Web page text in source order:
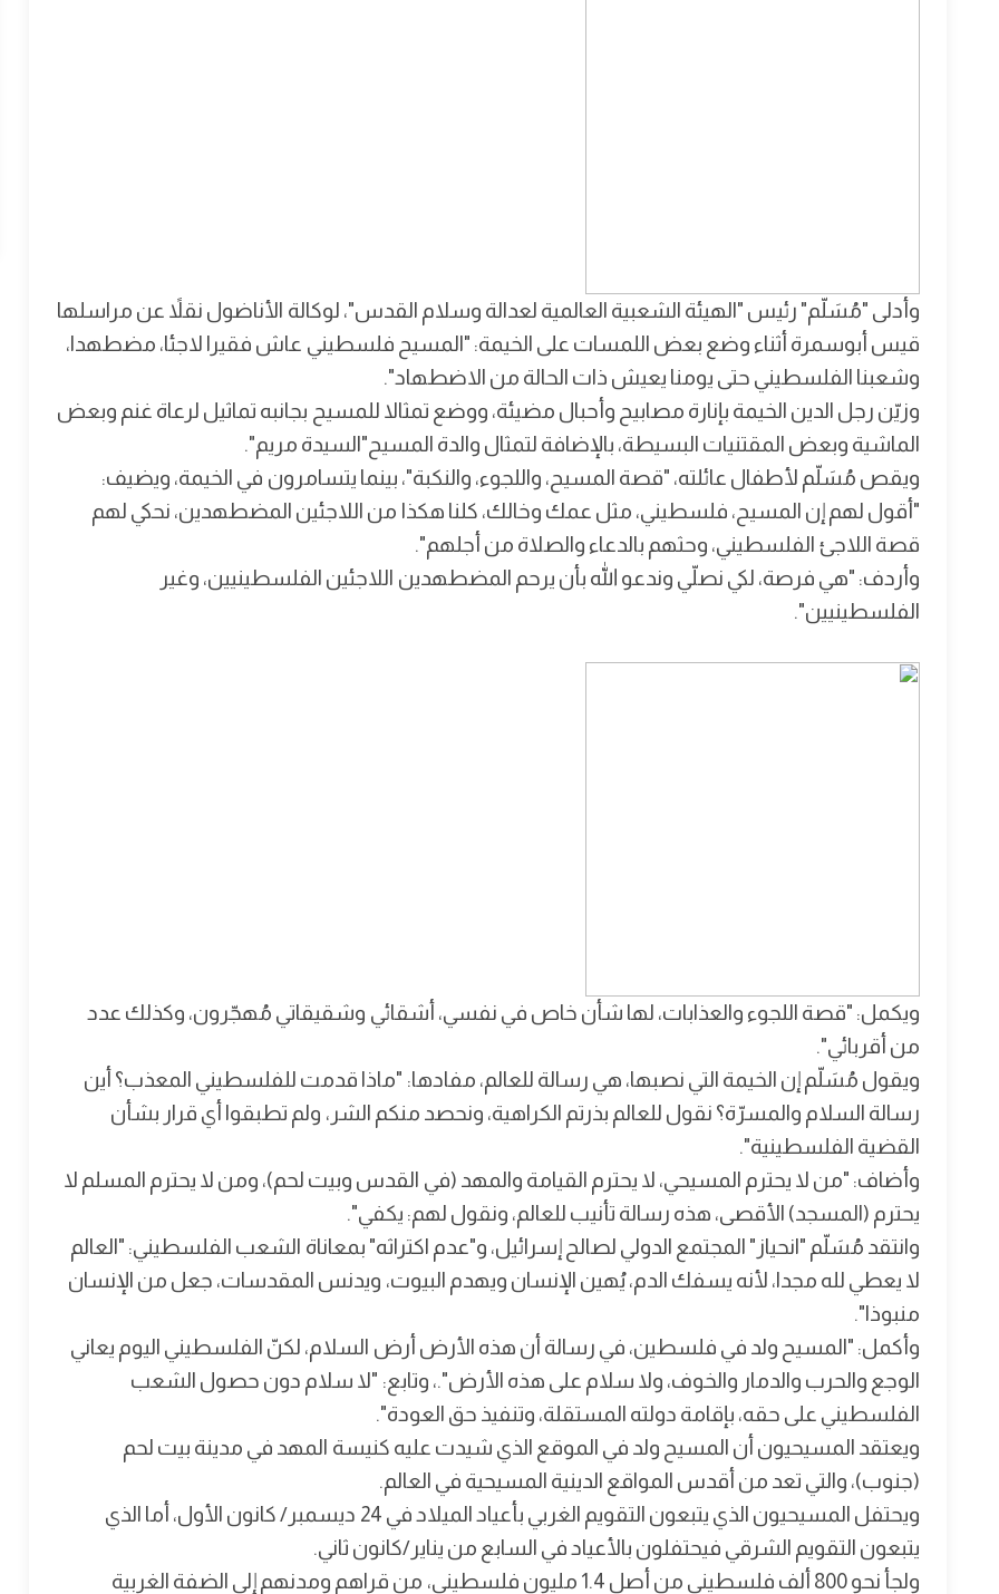
وأدلى "مُسَلّم" رئيس "الهيئة الشعبية العالمية لعدالة وسلام القدس"، لوكالة الأناضول نقلاً عن مراسلها
قيس أبوسمرة أثناء وضع بعض اللمسات على الخيمة: "المسيح فلسطيني عاش فقيرا لاجئا، مضطهدا،
وشعبنا الفلسطيني حتى يومنا يعيش ذات الحالة من الاضطهاد".
وزيّن رجل الدين الخيمة بإنارة مصابيح وأحبال مضيئة، ووضع تمثالا للمسيح بجانبه تماثيل لرعاة غنم وبعض
الماشية وبعض المقتنيات البسيطة، بالإضافة لتمثال والدة المسيح"السيدة مريم".
ويقص مُسَلّم لأطفال عائلته، "قصة المسيح، واللجوء، والنكبة"، بينما يتسامرون في الخيمة، ويضيف:
"أقول لهم إن المسيح، فلسطيني، مثل عمك وخالك، كلنا هكذا من اللاجئين المضطهدين، نحكي لهم
قصة اللاجئ الفلسطيني، وحثهم بالدعاء والصلاة من أجلهم".
وأردف: "هي فرصة، لكي نصلّي وندعو الله بأن يرحم المضطهدين اللاجئين الفلسطينيين، وغير
الفلسطينيين".
ويكمل: "قصة اللجوء والعذابات، لها شأن خاص في نفسي، أشقائي وشقيقاتي مُهجّرون، وكذلك عدد
من أقربائي".
ويقول مُسَلّم إن الخيمة التي نصبها، هي رسالة للعالم، مفادها: "ماذا قدمت للفلسطيني المعذب؟ أين
رسالة السلام والمسرّة؟ نقول للعالم بذرتم الكراهية، ونحصد منكم الشر، ولم تطبقوا أي قرار بشأن
القضية الفلسطينية".
وأضاف: "من لا يحترم المسيحي، لا يحترم القيامة والمهد (في القدس وبيت لحم)، ومن لا يحترم المسلم لا
يحترم (المسجد) الأقصى، هذه رسالة تأنيب للعالم، ونقول لهم: يكفي".
وانتقد مُسَلّم "انحياز" المجتمع الدولي لصالح إسرائيل، و"عدم اكتراثه" بمعاناة الشعب الفلسطيني: "العالم
لا يعطي لله مجدا، لأنه يسفك الدم، يُهين الإنسان ويهدم البيوت، ويدنس المقدسات، جعل من الإنسان
منبوذا".
وأكمل: "المسيح ولد في فلسطين، في رسالة أن هذه الأرض أرض السلام، لكنّ الفلسطيني اليوم يعاني
الوجع والحرب والدمار والخوف، ولا سلام على هذه الأرض".، وتابع: "لا سلام دون حصول الشعب
الفلسطيني على حقه، بإقامة دولته المستقلة، وتنفيذ حق العودة".
ويعتقد المسيحيون أن المسيح ولد في الموقع الذي شيدت عليه كنيسة المهد في مدينة بيت لحم
(جنوب)، والتي تعد من أقدس المواقع الدينية المسيحية في العالم.
ويحتفل المسيحيون الذي يتبعون التقويم الغربي بأعياد الميلاد في 24 ديسمبر/ كانون الأول، أما الذي
يتبعون التقويم الشرقي فيحتفلون بالأعياد في السابع من يناير/كانون ثاني.
ولجأ نحو 800 ألف فلسطيني من أصل 1.4 مليون فلسطيني، من قراهم ومدنهم إلى الضفة الغربية